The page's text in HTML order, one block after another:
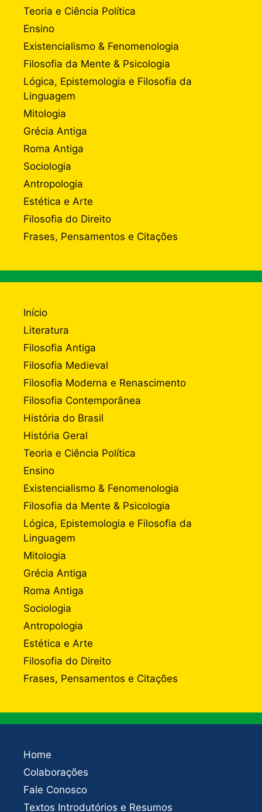
Teoria e Ciência Política
Ensino
Existencialismo & Fenomenologia
Filosofia da Mente & Psicologia
Lógica, Epistemologia e Filosofia da
Linguagem
Mitologia
Grécia Antiga
Roma Antiga
Sociologia
Antropologia
Estética e Arte
Filosofia do Direito
Frases, Pensamentos e Citações
Início
Literatura
Filosofia Antiga
Filosofia Medieval
Filosofia Moderna e Renascimento
Filosofia Contemporânea
História do Brasil
História Geral
Teoria e Ciência Política
Ensino
Existencialismo & Fenomenologia
Filosofia da Mente & Psicologia
Lógica, Epistemologia e Filosofia da
Linguagem
Mitologia
Grécia Antiga
Roma Antiga
Sociologia
Antropologia
Estética e Arte
Filosofia do Direito
Frases, Pensamentos e Citações
Home
Colaborações
Fale Conosco
Textos Introdutórios e Resumos